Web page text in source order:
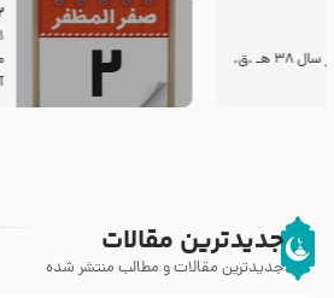
2 صفرالمظفر
1ـ ورود اسراى اهل
ملعون پس از این كه
جدیدترین مقالات
جدیدترین مقالات و مطالب منتشر شده